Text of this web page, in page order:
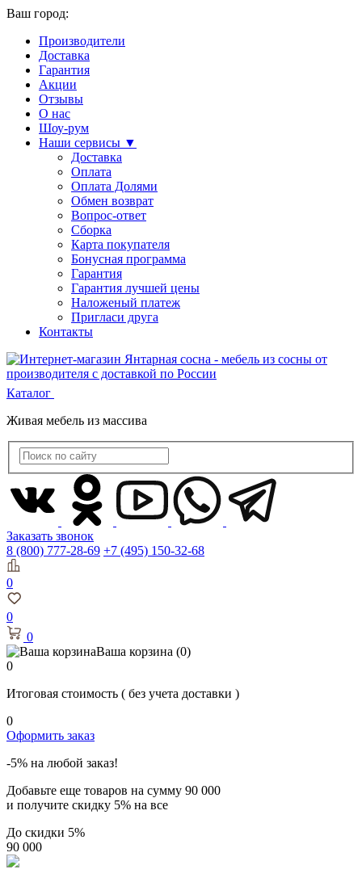
Ваш город:
Производители
Доставка
Гарантия
Акции
Отзывы
О нас
Шоу-рум
Наши сервисы ▼
Доставка
Оплата
Оплата Долями
Обмен возврат
Вопрос-ответ
Сборка
Карта покупателя
Бонусная программа
Гарантия
Гарантия лучшей цены
Наложеный платеж
Пригласи друга
Контакты
Каталог
Живая мебель из массива
Заказать звонок
8 (800) 777-28-69 +7 (495) 150-32-68
0
0
0
Ваша корзина (0)
0
Итоговая стоимость ( без учета доставки )
0
Оформить заказ
-5% на любой заказ!
Добавьте еще товаров на сумму 90 000
и получите скидку 5% на все
До скидки 5%
90 000